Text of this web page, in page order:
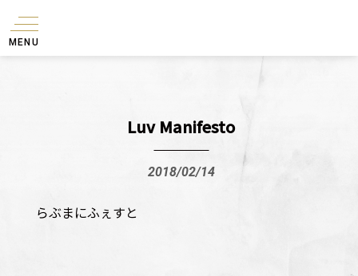
MENU
Luv Manifesto
2018/02/14
らぶまにふぇすと